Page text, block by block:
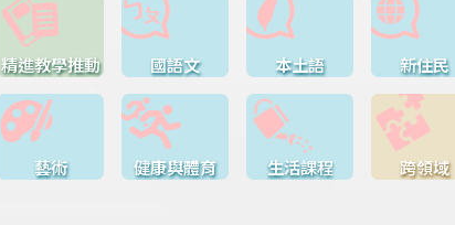
精進教學推動 國語文 本土語 新住民
藝術 健康與體育 生活課程 跨領域